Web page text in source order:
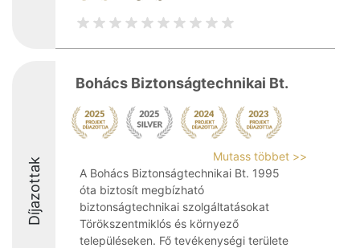
Díjazottak
Bohács Biztonságtechnikai Bt.
Mutass többet >>
A Bohács Biztonságtechnikai Bt. 1995
óta biztosít megbízható
biztonságtechnikai szolgáltatásokat
Törökszentmiklós és környező
településeken. Fő tevékenységi területe